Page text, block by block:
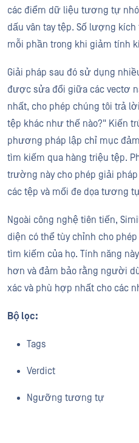
các điểm dữ liệu tương tự
dấu vân tay tệp. Số lượng
mỗi phần trong khi giảm tính
Giải pháp sau đó sử dụng
được sửa đổi giữa các vectơ
nhất, cho phép chúng tôi trả
tệp khác như thế nào?" Kiến
phương pháp lập chỉ mục
tìm kiếm qua hàng triệu tệp.
trường này cho phép giải
các tệp và mối đe dọa tương
Ngoài công nghệ tiên tiến,
diện có thể tùy chỉnh cho
tìm kiếm của họ. Tính năng
hơn và đảm bảo rằng người
xác và phù hợp nhất cho các
Bộ lọc:
Tags
Verdict
Ngưỡng tương tự